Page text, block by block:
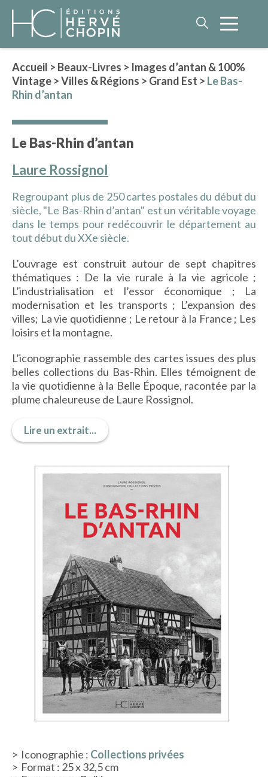
NOS AUTEURS
ROMAN HISTORIQUE
PHILOSOPHIE
IMAGES D’ANTAN & 100% VINTAGE
HISTOIRE & PATRIMOINE
ART & CULTURE
JEUNESSE
TERRES D’OUTRE-MER
ART & CULTURE
NATURE & ENVIRONNEMENT
PHOTOGRAPHIE & TOURISME
IMAGES D’ANTAN
LITTÉRATURE
HORS COLLECTION
ACTUALITÉS
LA MAISON
CONTACT
INSCRIPTION NEWSLETTER
Accueil > Beaux-Livres > Images d’antan & 100%
Vintage >Villes & Régions > Grand Est > Le Bas-
Rhin d’antan
Le Bas-Rhin d’antan
Laure Rossignol
Regroupant plus de 250 cartes postales du début du
siècle, "Le Bas-Rhin d’antan" est un véritable voyage
dans le temps pour redécouvrir le département au
tout début du XXe siècle.
L’ouvrage est construit autour de sept chapitres
thématiques : De la vie rurale à la vie agricole ;
L’industrialisation et l’essor économique ; La
modernisation et les transports ; L’expansion des
villes; La vie quotidienne ; Le retour à la France ; Les
loisirs et la montagne.
L’iconographie rassemble des cartes issues des plus
belles collections du Bas-Rhin. Elles témoignent de
la vie quotidienne à la Belle Époque, racontée par la
plume chaleureuse de Laure Rossignol.
Lire un extrait...
Iconographie : Collections privées
Format : 25 x 32,5 cm